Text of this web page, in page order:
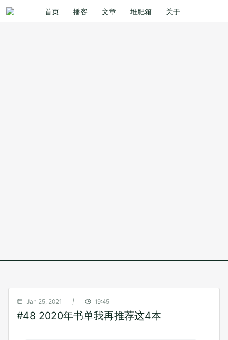
首页 播客 文章 堆肥箱 关于
Jan 25, 2021 | 19:45
#48 2020年书单我再推荐这4本